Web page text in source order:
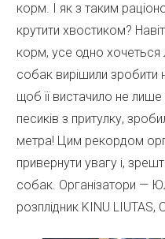
корм. І як з таким
крутити хвостиком?
корм, усе одно хочеться
собак вирішили зробити
щоб її вистачило не
песиків з притулку,
метра! Цим рекордом
привернути увагу і,
собак. Організатори —
розплідник KINU